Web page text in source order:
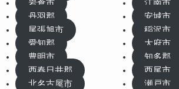
岩倉市
江南市
丹羽郡
安城市
尾張旭市
稲沢市
愛知郡
大府市
豊明市
知多郡
西春日井郡
西尾市
北名古屋市
瀬戸市